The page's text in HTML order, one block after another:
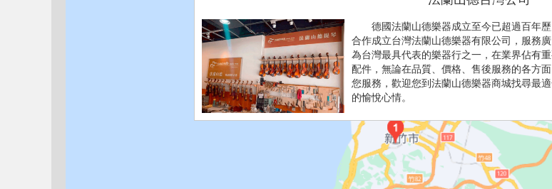
德國法蘭山德樂器成立至今已超過百年
合作成立台灣法蘭山德樂器有限公司，服務
為台灣最具代表的樂器行之一，在業界佔有
配件，無論在品質、價格、售後服務的各方
您服務，歡迎您到法蘭山德樂器商城找尋最
的愉悅心情。